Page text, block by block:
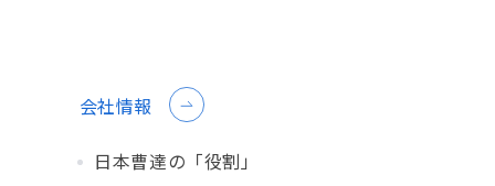
会社情報
日本曹達の「役割」